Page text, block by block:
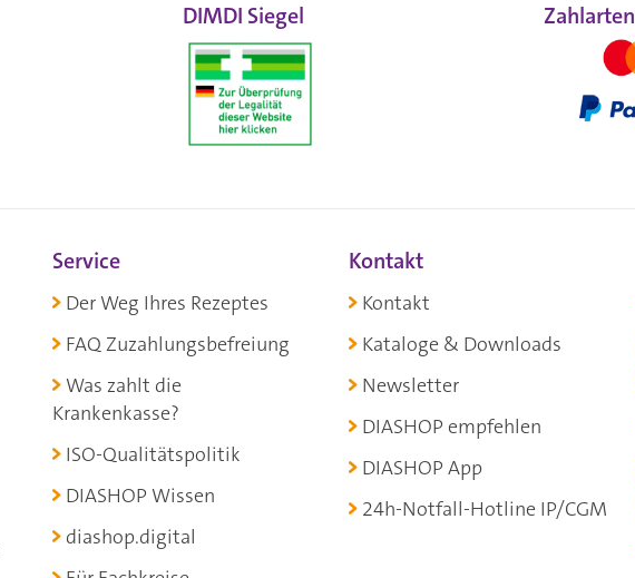
DIMDI Siegel Zahlarten
Service
Der Weg Ihres Rezeptes
FAQ Zuzahlungsbefreiung
Was zahlt die
Krankenkasse?
ISO-Qualitätspolitik
DIASHOP Wissen
diashop.digital
Kontakt
Kontakt
Kataloge & Downloads
Newsletter
DIASHOP empfehlen
DIASHOP App
24h-Notfall-Hotline IP/CGM